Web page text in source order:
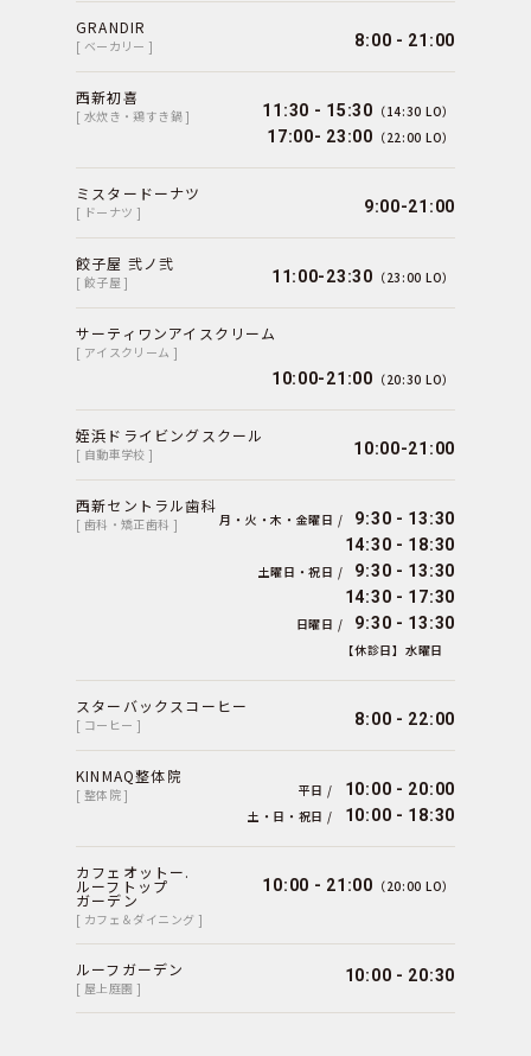
GRANDIR
[ ベーカリー ] 8:00 - 21:00
西新初喜
[ 水炊き・鶏すき鍋 ] 11:30 - 15:30 （14:30 LO）
17:00- 23:00 （22:00 LO）
ミスタードーナツ
[ ドーナツ ] 9:00-21:00
餃子屋 弐ノ弐
[ 餃子屋 ] 11:00-23:30 （23:00 LO）
サーティワンアイスクリーム
[ アイスクリーム ]
10:00-21:00 （20:30 LO）
姪浜ドライビングスクール
[ 自動車学校 ] 10:00-21:00
西新セントラル歯科
[ 歯科・矯正歯科 ] 月・火・木・金曜日 /
9:30 - 13:30
14:30 - 18:30
土曜日・祝日 /
9:30 - 13:30
14:30 - 17:30
日曜日 / 9:30 - 13:30
【休診日】水曜日
スターバックスコーヒー
[ コーヒー ] 8:00 - 22:00
KINMAQ整体院
[ 整体院 ] 平日 / 10:00 - 20:00
土・日・祝日 / 10:00 - 18:30
カフェオットー.
ルーフトップ
ガーデン
[ カフェ＆ダイニング ]
10:00 - 21:00 （20:00 LO）
ルーフガーデン
[ 屋上庭園 ]
10:00 - 20:30